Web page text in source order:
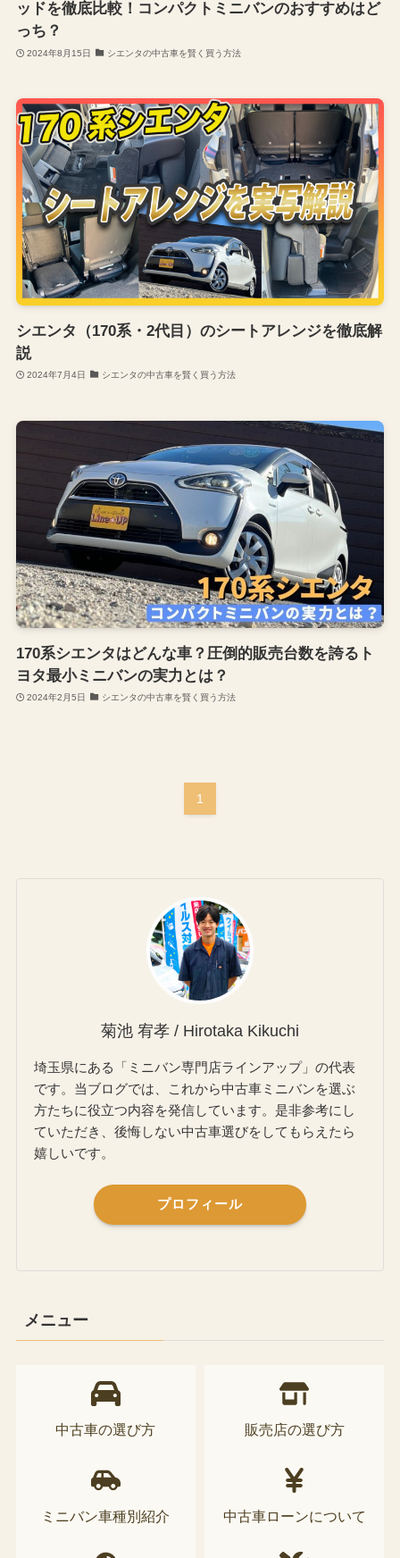
ッドを徹底比較！コンパクトミニバンのおすすめはど
っち？
2024年8月15日 シエンタの中古車を賢く買う方法
シエンタ（170系・2代目）のシートアレンジを徹底解
説
2024年7月4日 シエンタの中古車を賢く買う方法
170系シエンタはどんな車？圧倒的販売台数を誇るト
ヨタ最小ミニバンの実力とは？
2024年2月5日 シエンタの中古車を賢く買う方法
1
菊池 宥孝 / Hirotaka Kikuchi
埼玉県にある「ミニバン専門店ラインアップ」の代表
です。当ブログでは、これから中古車ミニバンを選ぶ
方たちに役立つ内容を発信しています。是非参考にし
ていただき、後悔しない中古車選びをしてもらえたら
嬉しいです。
プロフィール
メニュー
中古車の選び方 販売店の選び方
ミニバン車種別紹介 中古車ローンについて